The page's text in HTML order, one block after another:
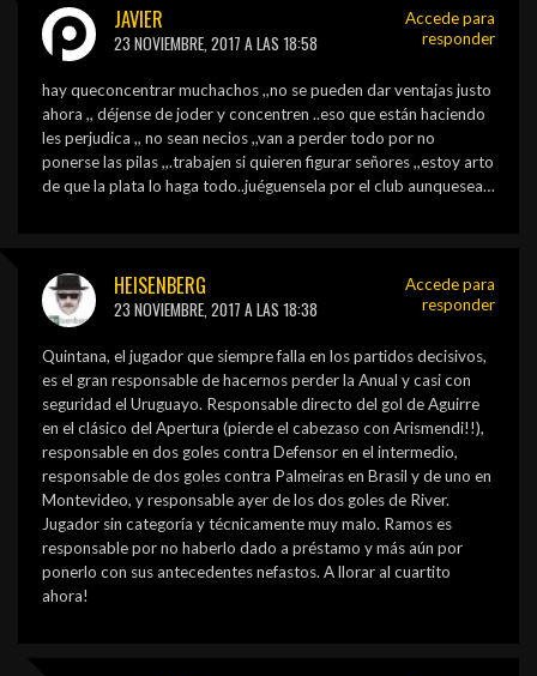
JAVIER
23 NOVIEMBRE, 2017 A LAS 18:58
hay queconcentrar muchachos ,,no se pueden dar ventajas justo
ahora ,, déjense de joder y concentren ..eso que están haciendo
les perjudica ,, no sean necios ,,van a perder todo por no
ponerse las pilas ,,.trabajen si quieren figurar señores ,,estoy arto
de que la plata lo haga todo..juéguensela por el club aunquesea…
Accede para
responder
HEISENBERG
23 NOVIEMBRE, 2017 A LAS 18:38
Quintana, el jugador que siempre falla en los partidos decisivos,
es el gran responsable de hacernos perder la Anual y casi con
seguridad el Uruguayo. Responsable directo del gol de Aguirre
en el clásico del Apertura (pierde el cabezaso con Arismendi!!),
responsable en dos goles contra Defensor en el intermedio,
responsable de dos goles contra Palmeiras en Brasil y de uno en
Montevideo, y responsable ayer de los dos goles de River.
Jugador sin categoría y técnicamente muy malo. Ramos es
responsable por no haberlo dado a préstamo y más aún por
ponerlo con sus antecedentes nefastos. A llorar al cuartito
ahora!
Accede para
responder